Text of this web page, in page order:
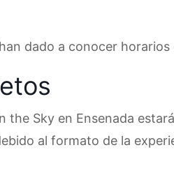
dado a conocer
the Sky en Ensenada
al formato de la